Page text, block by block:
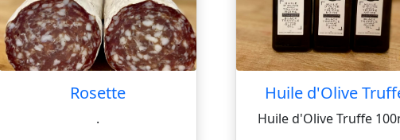
Rosette
.
Huile d'Olive
Huile d'Olive Truffe